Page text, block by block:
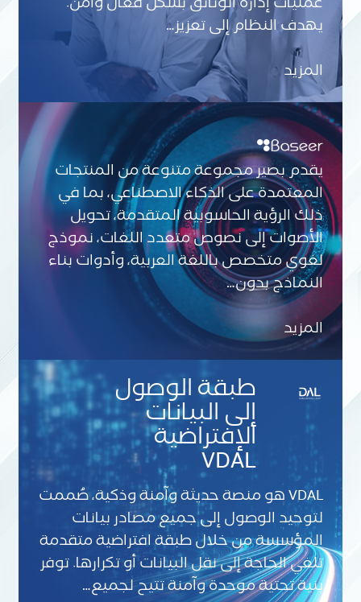
يهدف النظام إلى تعزيز…
المزيد
يقدم بصير مجموعة متنوعة من المنتجات
المعتمدة على الذكاء الاصطناعي، بما في
ذلك الرؤية الحاسوبية المتقدمة، تحويل
الأصوات إلى نصوص متعدد اللغات، نموذج
لغوي متخصص باللغة العربية، وأدوات بناء
النماذج بدون…
المزيد
طبقة الوصول
إلى البيانات
الإفتراضية
VDAL
VDAL هو منصة حديثة وآمنة وذكية، صُممت
لتوحيد الوصول إلى جميع مصادر بيانات
المؤسسة من خلال طبقة افتراضية متقدمة
تلغي الحاجة إلى نقل البيانات أو تكرارها. توفر
بنية تحتية موحدة وآمنة تتيح لجميع…